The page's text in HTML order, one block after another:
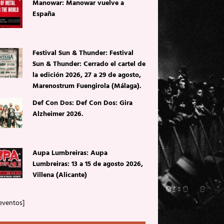
Manowar: Manowar vuelve a
España
Festival Sun & Thunder: Festival
Sun & Thunder: Cerrado el cartel de
la edición 2026, 27 a 29 de agosto,
Marenostrum Fuengirola (Málaga).
Def Con Dos: Def Con Dos: Gira
Alzheimer 2026.
Aupa Lumbreiras: Aupa
Lumbreiras: 13 a 15 de agosto 2026,
Villena (Alicante)